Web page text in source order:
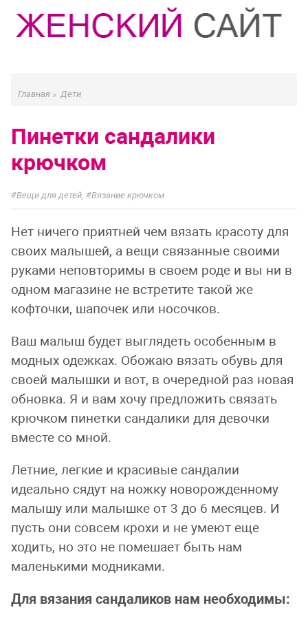
Главная » Дети
Пинетки сандалики
крючком
Вещи для детей, Вязание крючком
Нет ничего приятней чем вязать красоту для
своих малышей, а вещи связанные своими
руками неповторимы в своем роде и вы ни в
одном магазине не встретите такой же
кофточки, шапочек или носочков.
Ваш малыш будет выглядеть особенным в
модных одежках. Обожаю вязать обувь для
своей малышки и вот, в очередной раз новая
обновка. Я и вам хочу предложить связать
крючком пинетки сандалики для девочки
вместе со мной.
Летние, легкие и красивые сандалии
идеально сядут на ножку новорожденному
малышу или малышке от 3 до 6 месяцев. И
пусть они совсем крохи и не умеют еще
ходить, но это не помешает быть нам
маленькими модниками.
Для вязания сандаликов нам необходимы: